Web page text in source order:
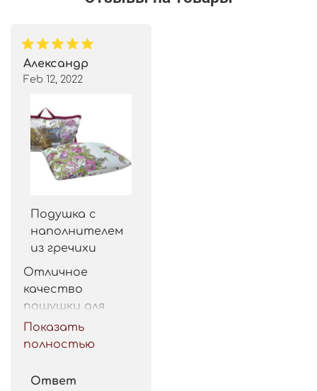
Александр
Feb 12, 2022
Подушка с
наполнителем
из гречихи
Отличное
качество
пошушки для
такой цены.
Рекомендую.
Показать
полностью
Ответ